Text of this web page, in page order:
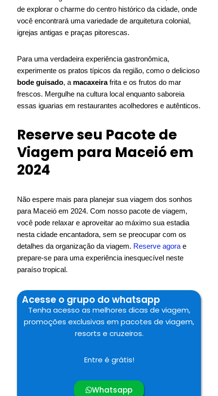
de explorar o charme do centro histórico da cidade, onde
você encontrará uma variedade de arquitetura colonial,
igrejas antigas e praças pitorescas.
Para uma verdadeira experiência gastronômica,
experimente os pratos típicos da região, como o delicioso
bode guisado, a macaxeirafrita e os frutos do mar
frescos. Mergulhe na cultura local enquanto saboreia
essas iguarias em restaurantes acolhedores e autênticos.
Reserve seu Pacote de
Viagem para Maceió em
2024
Não espere mais para planejar sua viagem dos sonhos
para Maceió em 2024. Com nosso pacote de viagem,
você pode relaxar e aproveitar ao máximo sua estadia
nesta cidade encantadora, sem se preocupar com os
detalhes da organização da viagem. Reserve agora e
prepare-se para uma experiência inesquecível neste
paraíso tropical.
Acesse o grupo do whatsapp
Tenha acesso as melhores dicas de viagem,
promoções exclusivas em pacotes de viagem,
resorts e cruzeiros.
Entre é grátis!
Whatsapp